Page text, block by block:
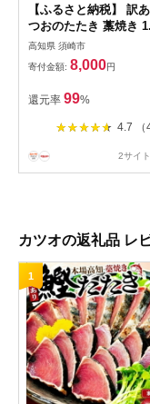
【ふるさと納税】 訳
つおのたたき 藁焼き
かつおたたき わけあり
い 規格外 かつおの藁
たたき カツオ 鰹 わら
つお 鰹のたたき 冷凍
と納税カツオ 高知県
お刺身 刺身 高知県 須
高知県 須崎市
寄付金額: 8,000円
還元率 99%
4.7 （
2サイ
カツオの返礼品 レ
1